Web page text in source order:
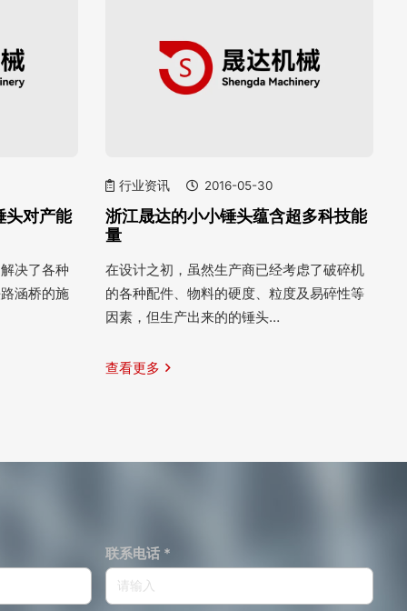
头对产能
决了各种
涵桥的施
行业资讯 2016-05-30
浙江晟达的小小锤头蕴含超多科技能
量
在设计之初，虽然生产商已经考虑了破碎机
的各种配件、物料的硬度、粒度及易碎性等
因素，但生产出来的的锤头…
查看更多
联系电话 *